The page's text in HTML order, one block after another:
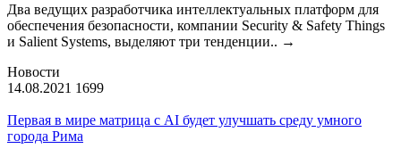
Два ведущих разработчика интеллектуальных платформ для
обеспечения безопасности, компании Security & Safety Things
и Salient Systems, выделяют три тенденции.. →
Новости
14.08.2021 1699
Первая в мире матрица с AI будет улучшать среду умного
города Рима